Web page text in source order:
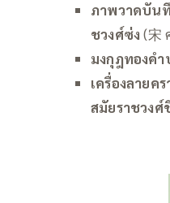
ภาพวาดบัน
ชวงศ์ซ่ง (宋
มงกุฎทองค
เครื่องลายค
สมัยราชวงศ์